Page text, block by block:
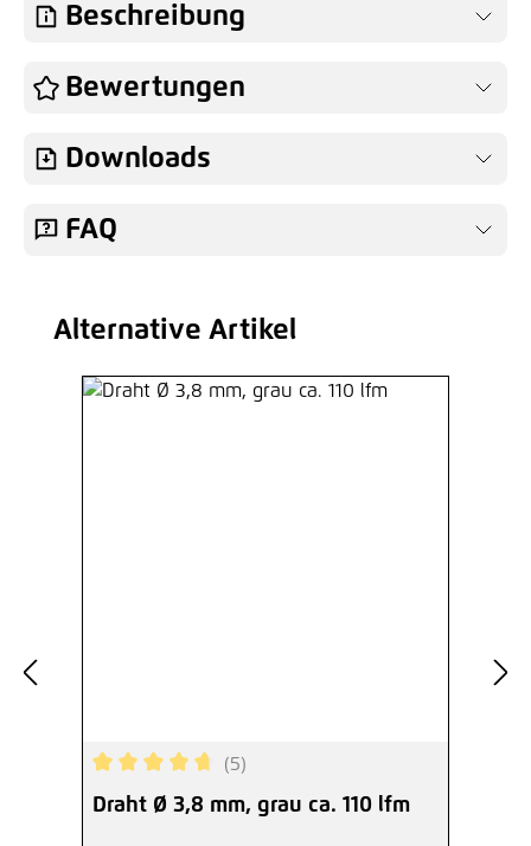
Beschreibung
Bewertungen
Downloads
FAQ
Produktgalerie überspringen
Alternative Artikel
Durchschnittliche Bewertung von 4.8 von 5
(5)
Draht Ø 3,8 mm, grau ca. 110 lfm